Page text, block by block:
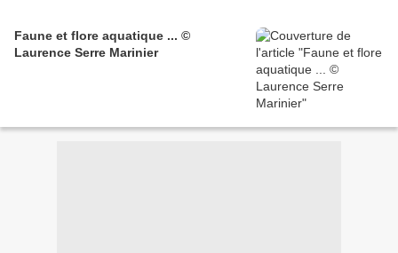
Faune et flore aquatique ... ©
Laurence Serre Marinier